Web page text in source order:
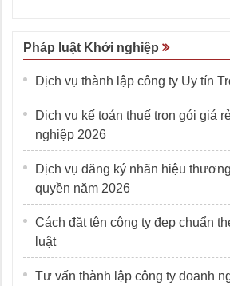
Pháp luật Khởi nghiệp
Dịch vụ thành lập công ty Uy tín
Dịch vụ kế toán thuế trọn gói giá
nghiệp 2026
Dịch vụ đăng ký nhãn hiệu
quyền năm 2026
Cách đặt tên công ty đẹp chuẩn
luật
Tư vấn thành lập công ty doanh